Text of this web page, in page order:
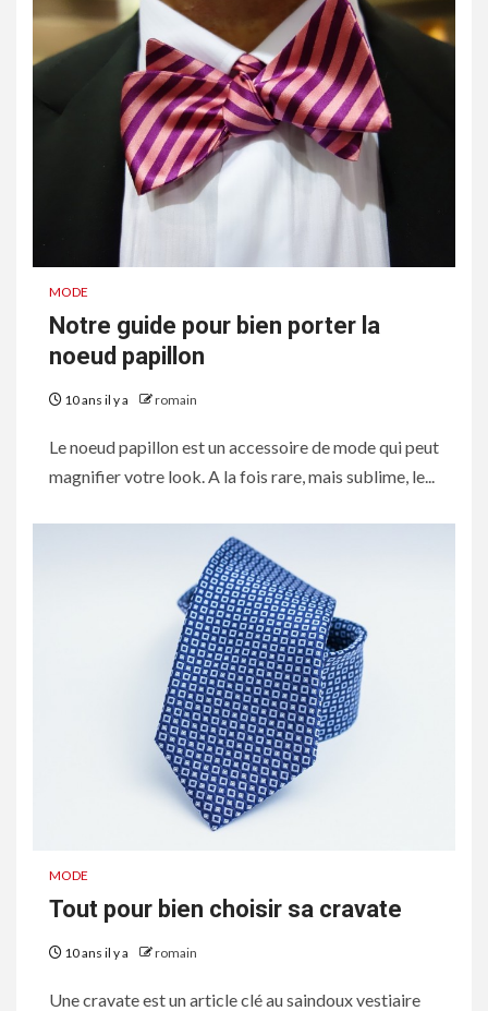
MODE
Notre guide pour bien porter la
noeud papillon
10 ans il y a romain
Le noeud papillon est un accessoire de mode qui peut
magnifier votre look. A la fois rare, mais sublime, le...
MODE
Tout pour bien choisir sa cravate
10 ans il y a romain
Une cravate est un article clé au saindoux vestiaire